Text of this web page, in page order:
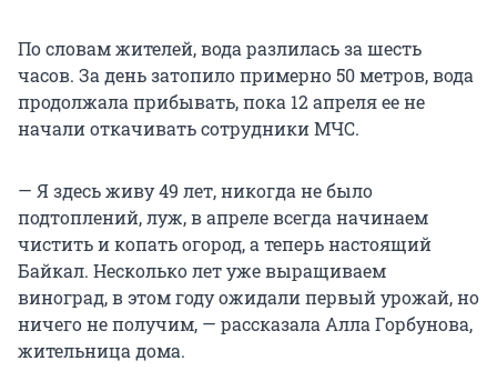
По словам жителей, вода разлилась за шесть
часов. За день затопило примерно 50 метров, вода
продолжала прибывать, пока 12 апреля ее не
начали откачивать сотрудники МЧС.
— Я здесь живу 49 лет, никогда не было
подтоплений, луж, в апреле всегда начинаем
чистить и копать огород, а теперь настоящий
Байкал. Несколько лет уже выращиваем
виноград, в этом году ожидали первый урожай, но
ничего не получим, — рассказала Алла Горбунова,
жительница дома.